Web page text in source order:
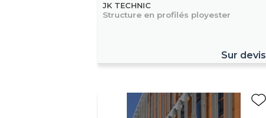
JK TECHNIC
Structure en profilés ployester
Sur devis